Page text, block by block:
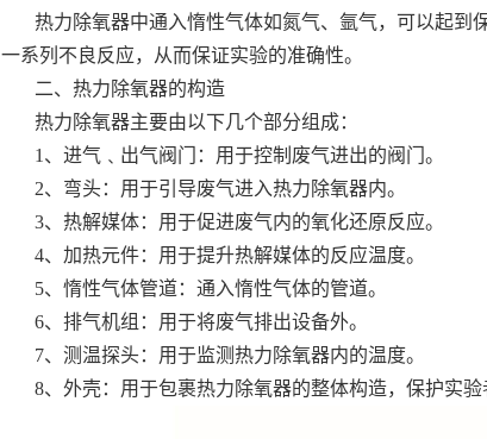
热力除氧器中通入惰性气体如氮气、氩气，可以起到
一系列不良反应，从而保证实验的准确性。
二、热力除氧器的构造
热力除氧器主要由以下几个部分组成：
1、进气﹑出气阀门：用于控制废气进出的阀门。
2、弯头：用于引导废气进入热力除氧器内。
3、热解媒体：用于促进废气内的氧化还原反应。
4、加热元件：用于提升热解媒体的反应温度。
5、惰性气体管道：通入惰性气体的管道。
6、排气机组：用于将废气排出设备外。
7、测温探头：用于监测热力除氧器内的温度。
8、外壳：用于包裹热力除氧器的整体构造，保护实验